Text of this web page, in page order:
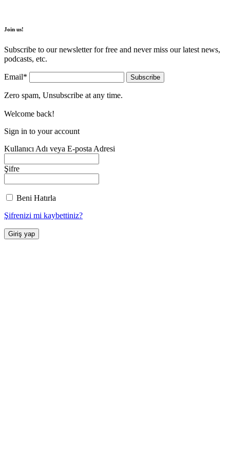
Join us!
Subscribe to our newsletter for free and never miss our latest news,
podcasts, etc.
Email*
Zero spam, Unsubscribe at any time.
Welcome back!
Sign in to your account
Kullanıcı Adı veya E-posta Adresi
Şifre
Beni Hatırla
Şifrenizi mi kaybettiniz?